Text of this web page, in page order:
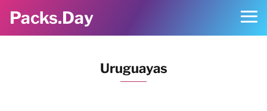
Packs.Day
Uruguayas